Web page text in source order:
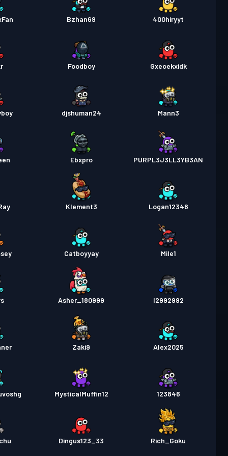
Bzhan69 400hiryyt
Foodboy Gxeoekxidk
djshuman24 Mann3
Ebxpro PURPL3J3LL3YB3AN
Klement3 Logan12346
Catboyyay Mile1
Asher_180999 I2992992
Zaki9 Alex2025
MysticalMuffin12 123846
Dingus123_33 Rich_Goku